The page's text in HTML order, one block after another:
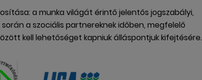
a munka világát érintő jelentős jogszabályi,
a szociális partnereknek időben, megfelelő
kell lehetőséget kapniuk álláspontjuk kifejtésére.